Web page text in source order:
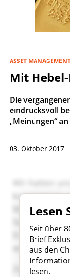
ASSET MANAGEMENT
Mit
Die
eindrucksvoll
„Meinungen“
03. Oktober 2017
Lesen
Seit über
Brief
aus den
lesen.